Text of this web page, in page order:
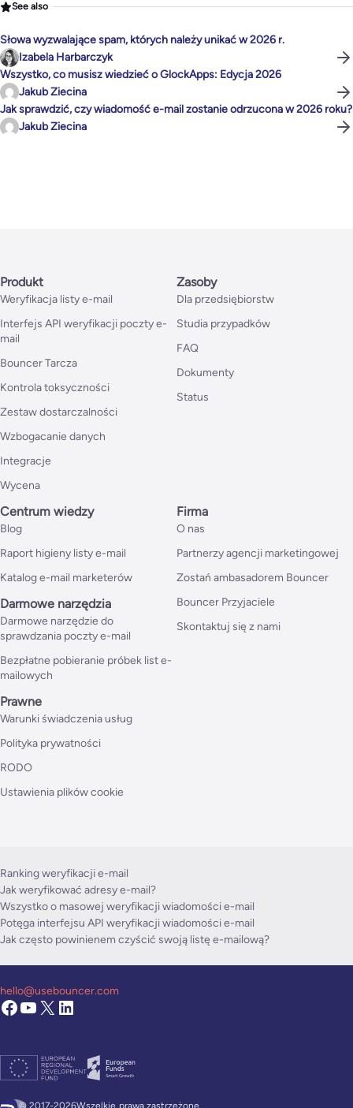
See also
Słowa wyzwalające spam, których należy unikać w 2026 r.
Izabela Harbarczyk
Wszystko, co musisz wiedzieć o GlockApps: Edycja 2026
Jakub Ziecina
Jak sprawdzić, czy wiadomość e-mail zostanie odrzucona w 2026 roku?
Jakub Ziecina
Produkt
Weryfikacja listy e-mail
Interfejs API weryfikacji poczty e-
mail
Bouncer Tarcza
Kontrola toksyczności
Zestaw dostarczalności
Wzbogacanie danych
Integracje
Wycena
Zasoby
Dla przedsiębiorstw
Studia przypadków
FAQ
Dokumenty
Status
Centrum wiedzy
Blog
Raport higieny listy e-mail
Katalog e-mail marketerów
Darmowe narzędzia
Darmowe narzędzie do
sprawdzania poczty e-mail
Bezpłatne pobieranie próbek list e-
mailowych
Firma
O nas
Partnerzy agencji marketingowej
Zostań ambasadorem Bouncer
Bouncer Przyjaciele
Skontaktuj się z nami
Prawne
Warunki świadczenia usług
Polityka prywatności
RODO
Ustawienia plików cookie
Ranking weryfikacji e-mail
Jak weryfikować adresy e-mail?
Wszystko o masowej weryfikacji wiadomości e-mail
Potęga interfejsu API weryfikacji wiadomości e-mail
Jak często powinienem czyścić swoją listę e-mailową?
© 2017-2026Wszelkie prawa zastrzeżone.
hello@usebouncer.com